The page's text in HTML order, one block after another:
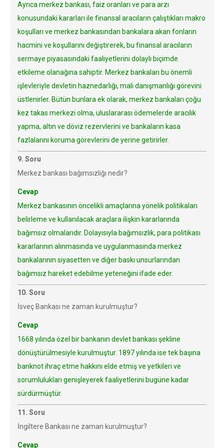
Ayrıca merkez bankası, faiz oranları ve para arzı
konusundaki kararları ile finansal aracıların çalıştıkları makro
koşulları ve merkez bankasından bankalara akan fonların
hacmini ve koşullarını değiştirerek, bu finansal aracıların
sermaye piyasasındaki faaliyetlerini dolaylı biçimde
etkileme olanağına sahiptir. Merkez bankaları bu önemli
işlevleriyle devletin haznedarlığı, mali danışmanlığı görevini
üstlenirler. Bütün bunlara ek olarak, merkez bankaları çoğu
kez takas merkezi olma, uluslararası ödemelerde aracılık
yapma, altın ve döviz rezervlerini ve bankaların kasa
fazlalarını koruma görevlerini de yerine getirirler.
9. Soru
Merkez bankası bağımsızlığı nedir?
Cevap
Merkez bankasının öncelikli amaçlarına yönelik politikaları
belirleme ve kullanılacak araçlara ilişkin kararlarında
bağımsız olmalarıdır. Dolayısıyla bağımsızlık, para politikası
kararlarının alınmasında ve uygulanmasında merkez
bankalarının siyasetten ve diğer baskı unsurlarından
bağımsız hareket edebilme yeteneğini ifade eder.
10. Soru
İsveç Bankası ne zaman kurulmuştur?
Cevap
1668 yılında özel bir bankanın devlet bankası şekline
dönüştürülmesiyle kurulmuştur. 1897 yılında ise tek başına
banknot ihraç etme hakkını elde etmiş ve yetkileri ve
sorumlulukları genişleyerek faaliyetlerini bugüne kadar
sürdürmüştür.
11. Soru
İngiltere Bankası ne zaman kurulmuştur?
Cevap